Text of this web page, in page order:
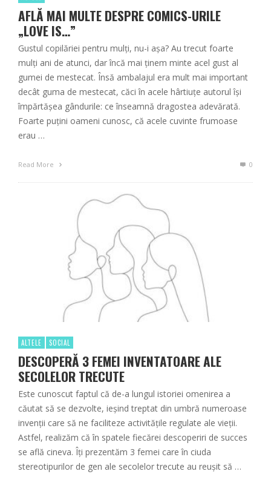
AFLĂ MAI MULTE DESPRE COMICS-URILE
„LOVE IS…”
Gustul copilăriei pentru mulți, nu-i așa? Au trecut foarte
mulți ani de atunci, dar încă mai ținem minte acel gust al
gumei de mestecat. Însă ambalajul era mult mai important
decât guma de mestecat, căci în acele hârtiuțe autorul își
împărtășea gândurile: ce înseamnă dragostea adevărată.
Foarte puțini oameni cunosc, că acele cuvinte frumoase
erau …
Read More 0
ALTELE SOCIAL
DESCOPERĂ 3 FEMEI INVENTATOARE ALE
SECOLELOR TRECUTE
Este cunoscut faptul că de-a lungul istoriei omenirea a
căutat să se dezvolte, ieșind treptat din umbră numeroase
invenții care să ne faciliteze activitățile regulate ale vieții.
Astfel, realizăm că în spatele fiecărei descoperiri de succes
se află cineva. Îți prezentăm 3 femei care în ciuda
stereotipurilor de gen ale secolelor trecute au reușit să …